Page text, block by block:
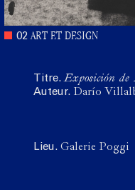
02 ART ET DESIGN
Titre. Exposición
Auteur. Darío
Lieu. Galerie Poggi